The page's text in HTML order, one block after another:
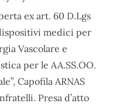
ex art. 60 D.Lgs
medici per
Vascolare e
per le AA.SS.OO.
Capofila ARNAS
Presa d’atto